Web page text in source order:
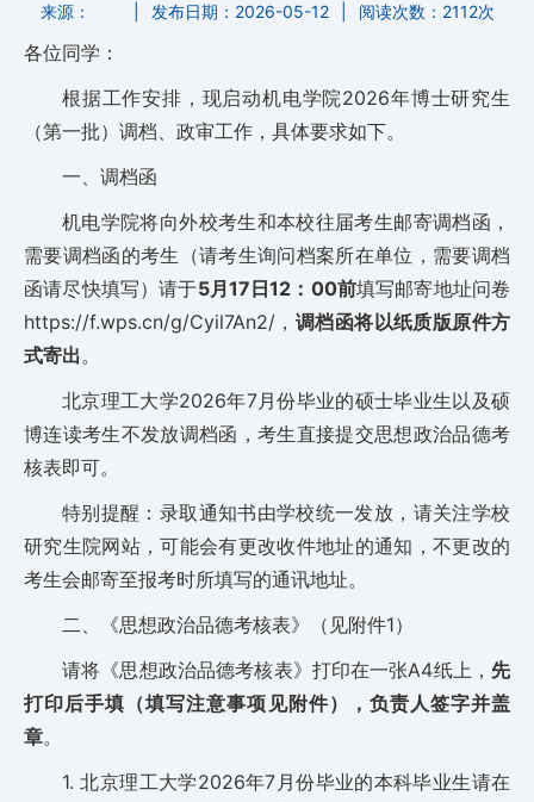
来源： 发布日期：2026-05-12 阅读次数： 2112次
各位同学：
根据工作安排，现启动机电学院2026年博士研究生
（第一批）调档、政审工作，具体要求如下。
一、调档函
机电学院将向外校考生和本校往届考生邮寄调档函，
需要调档函的考生（请考生询问档案所在单位，需要调档
函请尽快填写）请于5月17日12：00前填写邮寄地址问卷
https://f.wps.cn/g/Cyil7An2/， 调档函将以纸质版原件方
式寄出。
北京理工大学2026年7月份毕业的硕士毕业生以及硕
博连读考生不发放调档函，考生直接提交思想政治品德考
核表即可。
特别提醒：录取通知书由学校统一发放，请关注学校
研究生院网站，可能会有更改收件地址的通知，不更改的
考生会邮寄至报考时所填写的通讯地址。
二、《思想政治品德考核表》（见附件1）
请将《思想政治品德考核表》打印在一张A4纸上， 先
打印后手填（填写注意事项见附件），负责人签字并盖
章。
1. 北京理工大学2026年7月份毕业的本科毕业生请在